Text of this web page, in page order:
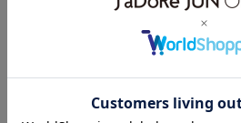
Seya.の洋服の展開に加えて、今回の
お招きするミシュランの星付きレス
を提供いたします。